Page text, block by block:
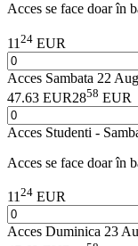
Acces se face doar în
11 24 EUR
Acces Sambata 22
47.63 EUR2858 EUR
Acces Studenti -
Acces se face doar în
11 24 EUR
Acces Duminica 23